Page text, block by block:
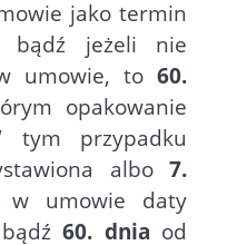
jako termin
bądź jeżeli nie
umowie, to60.
opakowanie
tym przypadku
albo7.
w umowie daty
60. dnia od